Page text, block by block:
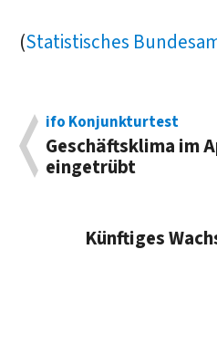
(Statistisches
ifo Konjunkturtest
Geschäftsklima im
eingetrübt
Künftiges